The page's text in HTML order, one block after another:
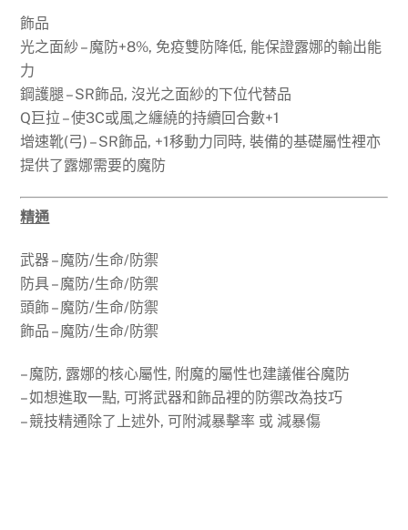
飾品
光之面紗 – 魔防+8%, 免疫雙防降低, 能保證露娜的輸出能
力
鋼護腿 – SR飾品, 沒光之面紗的下位代替品
Q巨拉 – 使3C或風之纏繞的持續回合數+1
增速靴(弓) – SR飾品, +1移動力同時, 裝備的基礎屬性裡亦
提供了露娜需要的魔防
精通
武器 – 魔防/生命/防禦
防具 – 魔防/生命/防禦
頭飾 – 魔防/生命/防禦
飾品 – 魔防/生命/防禦
– 魔防, 露娜的核心屬性, 附魔的屬性也建議催谷魔防
– 如想進取一點, 可將武器和飾品裡的防禦改為技巧
– 競技精通除了上述外, 可附減暴擊率 或 減暴傷